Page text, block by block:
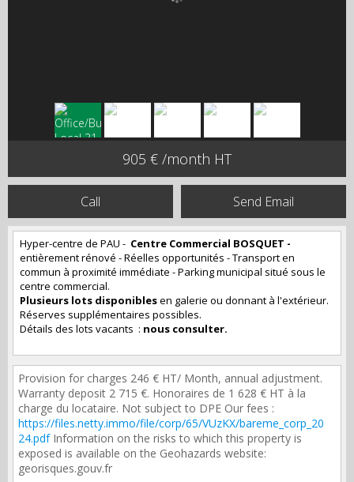
905 € /month HT
Call Send Email
Hyper-centre de PAU - Centre Commercial BOSQUET -
entièrement rénové - Réelles opportunités - Transport en
commun à proximité immédiate - Parking municipal situé sous le
centre commercial.
Plusieurs lots disponiblesen galerie ou donnant à l'extérieur.
Réserves supplémentaires possibles.
Détails des lots vacants : nous consulter.
Provision for charges 246 € HT/ Month, annual adjustment.
Warranty deposit 2 715 €. Honoraires de 1 628 € HT à la
charge du locataire. Not subject to DPE Our fees :
https://files.netty.immo/file/corp/65/VUzKX/bareme_corp_20
24.pdfInformation on the risks to which this property is
exposed is available on the Geohazards website:
georisques.gouv.fr